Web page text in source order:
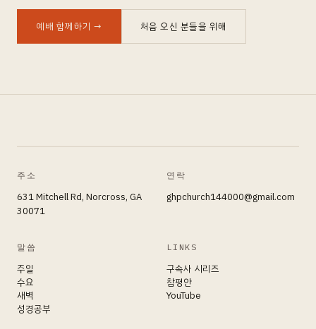
예배 함께하기 → 처음 오신 분들을 위해
주소
631 Mitchell Rd, Norcross, GA
30071
연락
ghpchurch144000@gmail.com
말씀
주일
수요
새벽
성경공부
LINKS
구속사 시리즈
참평안
YouTube